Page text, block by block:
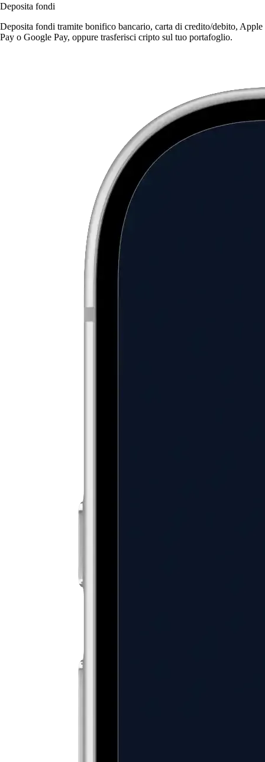
Deposita fondi
Deposita fondi tramite bonifico bancario, carta di credito/debito, Apple
Pay o Google Pay, oppure trasferisci cripto sul tuo portafoglio.